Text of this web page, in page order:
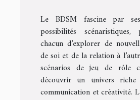
Le BDSM fascine par ses
possibilités
chacun d’explorer de
de soi et de la relation à
scénarios de jeu de rôle
découvrir un univers riche
communication et créativité.